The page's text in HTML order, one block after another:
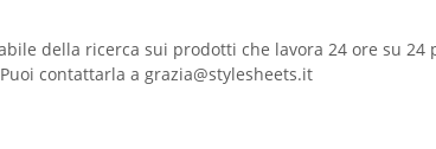
della ricerca sui prodotti che lavora 24 ore su 24
contattarla a grazia@stylesheets.it